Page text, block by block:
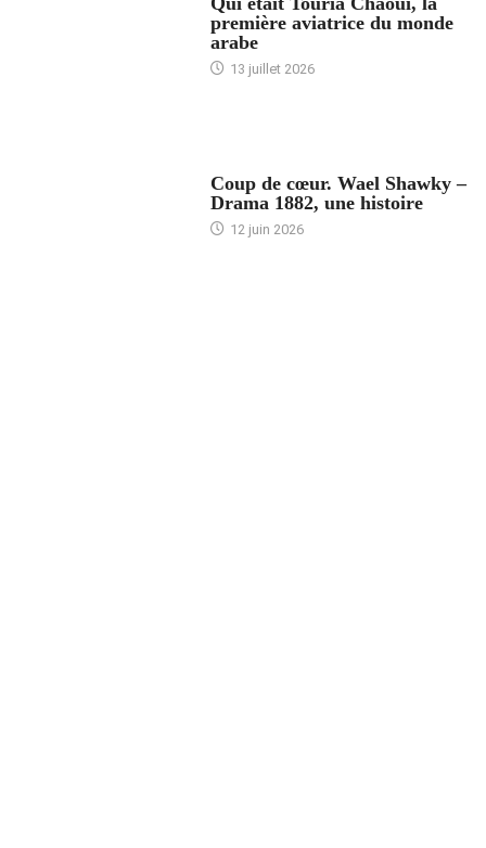
première aviatrice du monde
arabe
13 juillet 2026
Coup de cœur. Wael Shawky –
Drama 1882, une histoire
12 juin 2026